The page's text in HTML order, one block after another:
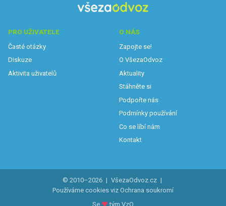
PRO UŽIVATELE
Časté otázky
Diskuze
Aktivita uživatelů
O NÁS
Zapojte se!
O VšezaOdvoz
Aktuality
Stáhněte si
Podpořte nás
Podmínky používání
Co se líbí nám
Kontakt
© 2010–2026 | VšezaOdvoz.cz |
Používáme cookies viz Ochrana soukromí
Se ♥ tým VzO